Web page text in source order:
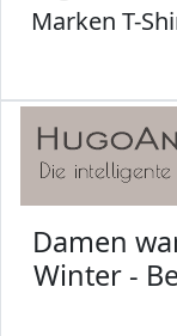
Marken T-
Damen
Winter -